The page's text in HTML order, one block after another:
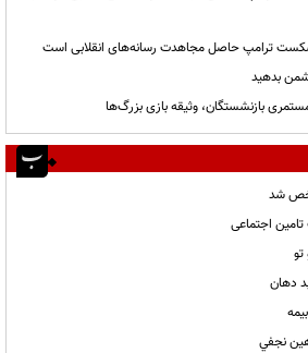
ترامپ حاصل مجاهدت رسانه‌های انقلابی است
بدهید
بازنشستگان، وثیقه بازی بزرگ‌ها
شد
اجتماعی
نجفي